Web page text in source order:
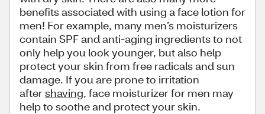
benefits associated with using a face lotion for
men! For example, many men’s moisturizers
contain SPF and anti-aging ingredients to not
only help you look younger, but also help
protect your skin from free radicals and sun
damage. If you are prone to irritation
aftershaving, face moisturizer for men may
help to soothe and protect your skin.